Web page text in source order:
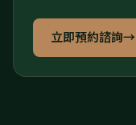
立即預約諮詢→